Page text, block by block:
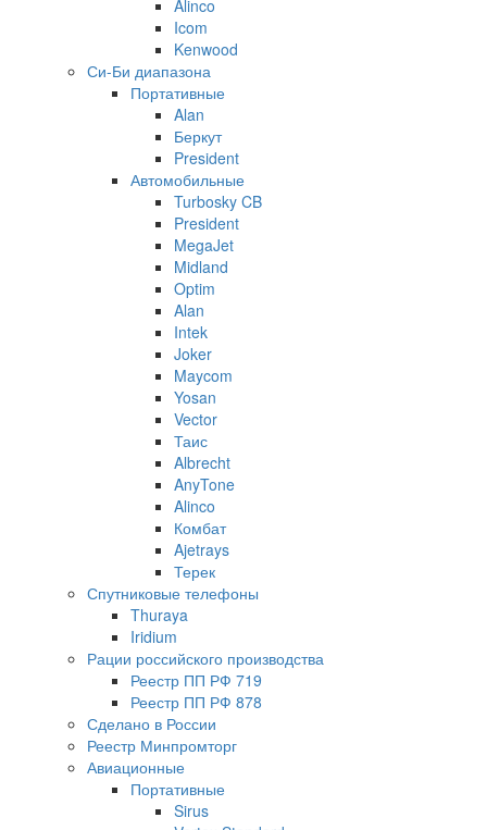
Alinco
Icom
Kenwood
Си-Би диапазона
Портативные
Alan
Беркут
President
Автомобильные
Turbosky CB
President
MegaJet
Midland
Optim
Alan
Intek
Joker
Maycom
Yosan
Vector
Таис
Albrecht
AnyTone
Alinco
Комбат
Ajetrays
Терек
Спутниковые телефоны
Thuraya
Iridium
Рации российского производства
Реестр ПП РФ 719
Реестр ПП РФ 878
Сделано в России
Реестр Минпромторг
Авиационные
Портативные
Sirus